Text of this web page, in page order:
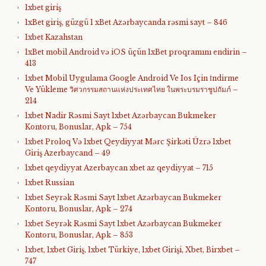
1xbet giriş
1xBet giriş, güzgü 1 xBet Azərbaycanda rəsmi sayt – 846
1xbet Kazahstan
1xBet mobil Android və iOS üçün 1xBet proqramını endirin –
413
1xbet Mobil Uygulama Google Android Ve Ios Için İndirme
Ve Yükleme วิศวกรรมสถานแห่งประเทศไทย ในพระบรมราชูปถัมภ์ –
214
1xbet Nadir Rəsmi Sayt 1xbet Azərbaycan Bukmeker
Kontoru, Bonuslar, Apk – 754
1xbet Proloq Və 1xbet Qeydiyyat Mərc Şirkəti Üzrə 1xbet
Giriş Azerbaycand – 49
1xbet qeydiyyat Azerbaycan xbet az qeydiyyat – 715
1xbet Russian
1xbet Seyrək Rəsmi Sayt 1xbet Azərbaycan Bukmeker
Kontoru, Bonuslar, Apk – 274
1xbet Seyrək Rəsmi Sayt 1xbet Azərbaycan Bukmeker
Kontoru, Bonuslar, Apk – 853
1xbet, 1xbet Giriş, 1xbet Türkiye, 1xbet Girişi, Xbet, Birxbet –
747